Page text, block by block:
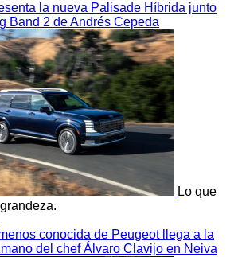
la nueva Palisade Híbrida junto
Band 2 de Andrés Cepeda
Lo que
conocida de Peugeot llega a la
del chef Álvaro Clavijo en Neiva